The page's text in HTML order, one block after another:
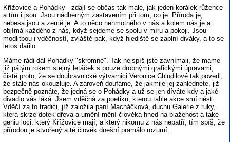
Křížovice a Pohádky - zdají se občas tak malé, jak jeden korálek růžence
a tím i jsou. Jsou nádherným zastavením při tom, co je. Příroda je,
nebesa jsou a země je. A to něco nehmotného v nás a kolem nás je a
objímá každého z nás, když sejdeme se spolu v míru a pokoji. Jsou
modlitbou i vděčností, zvláště pak, když hlediště se zaplní diváky, a to se
letos dařilo.
Máme rádi dál Pohádky "skromné". Tak nejspíš jste zavnímali, že máme
již pátým rokem stejný letáček s pouze drobnými grafickými úpravami,
čistě proto, že se doubravnické výtvarnici Veronice Chludilové tak povedl,
že stále nás okouzluje. A zároveň doufáme, že jakmile jej zahlédnete, již
bezpečně poznáte, že jedná se o Pohádky a už se jen díváte kdy a jaké
divadlo vás láká. Jsem vděčná za poetiku, kterou tahle akce smí nést.
Vděčí za to tradici, jíž založila paní Macháčková, duchu Galerie z ruky,
která skrze dotek dřeva a umění mění člověka hned na blaženost a také
geniu loci, který Křížovice mají, a který nikomu z nás nepatří, tím spíš, že
přírodou je stvořený a té člověk dnešní pramálo rozumí.